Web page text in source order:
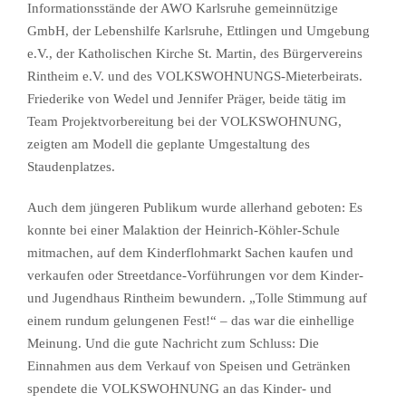
Informationsstände der AWO Karlsruhe gemeinnützige
GmbH, der Lebenshilfe Karlsruhe, Ettlingen und Umgebung
e.V., der Katholischen Kirche St. Martin, des Bürgervereins
Rintheim e.V. und des VOLKSWOHNUNGS-Mieterbeirats.
Friederike von Wedel und Jennifer Präger, beide tätig im
Team Projektvorbereitung bei der VOLKSWOHNUNG,
zeigten am Modell die geplante Umgestaltung des
Staudenplatzes.
Auch dem jüngeren Publikum wurde allerhand geboten: Es
konnte bei einer Malaktion der Heinrich-Köhler-Schule
mitmachen, auf dem Kinderflohmarkt Sachen kaufen und
verkaufen oder Streetdance-Vorführungen vor dem Kinder-
und Jugendhaus Rintheim bewundern. „Tolle Stimmung auf
einem rundum gelungenen Fest!“ – das war die einhellige
Meinung. Und die gute Nachricht zum Schluss: Die
Einnahmen aus dem Verkauf von Speisen und Getränken
spendete die VOLKSWOHNUNG an das Kinder- und